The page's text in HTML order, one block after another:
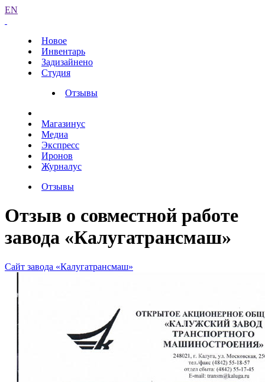
EN
Новое
Инвентарь
Задизайнено
Студия
Отзывы
Магазинус
Медиа
Экспресс
Иронов
Журналус
Отзывы
Отзыв о совместной работе
завода «Калугатрансмаш»
Сайт завода «Калугатрансмаш»